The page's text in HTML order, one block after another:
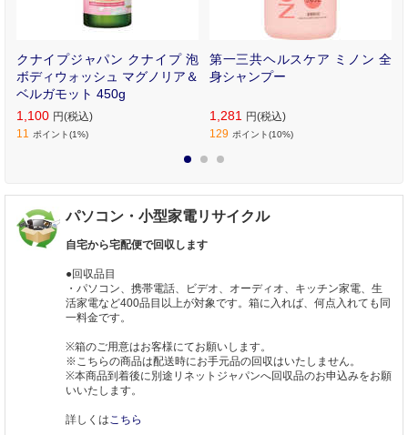
クナイプジャパン クナイプ 泡
ボディウォッシュ マグノリア＆
ベルガモット 450g
1,100 円(税込)
11
ポイント(1%)
第一三共ヘルスケア ミノン 全
身シャンプー
1,281 円(税込)
129 ポイント(10%)
パソコン・小型家電リサイクル
自宅から宅配便で回収します
●回収品目
・パソコン、携帯電話、ビデオ、オーディオ、キッチン家電、生
活家電など400品目以上が対象です。箱に入れば、何点入れても同
一料金です。
※箱のご用意はお客様にてお願いします。
※こちらの商品は配送時にお手元品の回収はいたしません。
※本商品到着後に別途リネットジャパンへ回収品のお申込みをお願
いいたします。
詳しくは こちら